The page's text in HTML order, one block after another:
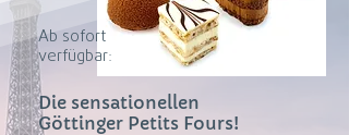
Ab sofort
verfügbar:
Die sensationellen
Göttinger Petits Fours!